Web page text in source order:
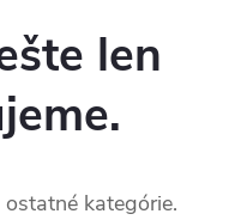
len
kategórie.